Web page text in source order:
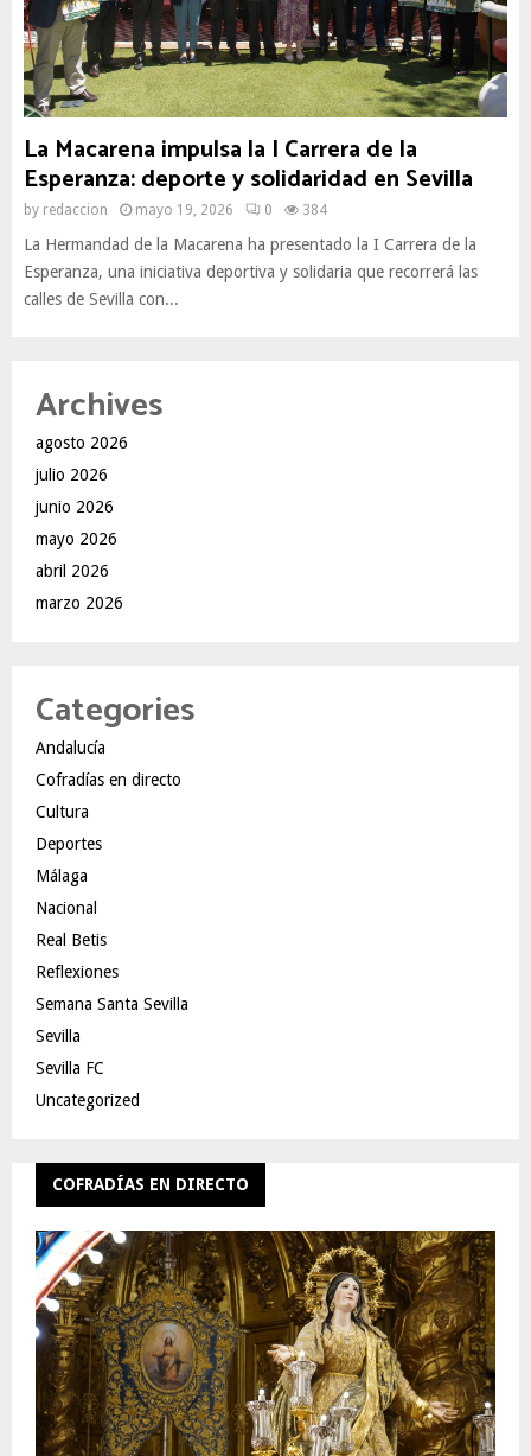
La Macarena impulsa la I Carrera de la
Esperanza: deporte y solidaridad en Sevilla
by redaccion mayo 19, 2026 0 384
La Hermandad de la Macarena ha presentado la I Carrera de la
Esperanza, una iniciativa deportiva y solidaria que recorrerá las
calles de Sevilla con...
Archives
agosto 2026
julio 2026
junio 2026
mayo 2026
abril 2026
marzo 2026
Categories
Andalucía
Cofradías en directo
Cultura
Deportes
Málaga
Nacional
Real Betis
Reflexiones
Semana Santa Sevilla
Sevilla
Sevilla FC
Uncategorized
COFRADÍAS EN DIRECTO